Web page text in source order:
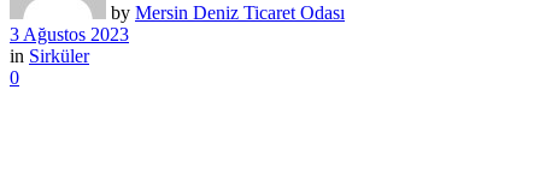
by Mersin Deniz Ticaret Odası
3 Ağustos 2023
in Sirküler
0